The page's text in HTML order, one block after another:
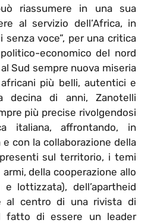
riassumere in una sua
al servizio dell’Africa, in
senza voce”, per una critica
economico del nord
Sud sempre nuova miseria
più belli, autentici e
decina di anni, Zanotelli
più precise rivolgendosi
italiana, affrontando, in
con la collaborazione della
sul territorio, i temi
della cooperazione allo
lottizzata), dell’apartheid
al centro di una rivista di
fatto di essere un leader